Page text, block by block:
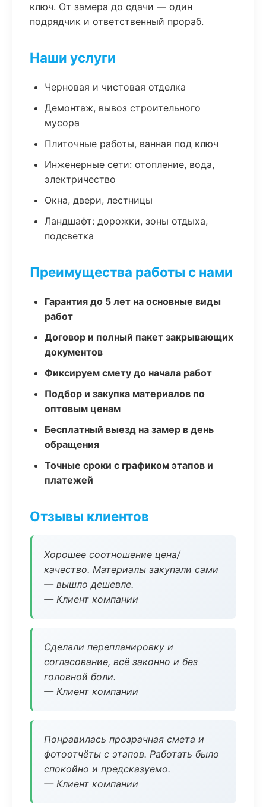
ключ. От замера до сдачи — один
подрядчик и ответственный прораб.
Наши услуги
Черновая и чистовая отделка
Демонтаж, вывоз строительного
мусора
Плиточные работы, ванная под ключ
Инженерные сети: отопление, вода,
электричество
Окна, двери, лестницы
Ландшафт: дорожки, зоны отдыха,
подсветка
Преимущества работы с нами
Гарантия до 5 лет на основные виды
работ
Договор и полный пакет закрывающих
документов
Фиксируем смету до начала работ
Подбор и закупка материалов по
оптовым ценам
Бесплатный выезд на замер в день
обращения
Точные сроки с графиком этапов и
платежей
Отзывы клиентов
Хорошее соотношение цена/
качество. Материалы закупали сами
— вышло дешевле.
— Клиент компании
Сделали перепланировку и
согласование, всё законно и без
головной боли.
— Клиент компании
Понравилась прозрачная смета и
фотоотчёты с этапов. Работать было
спокойно и предсказуемо.
— Клиент компании